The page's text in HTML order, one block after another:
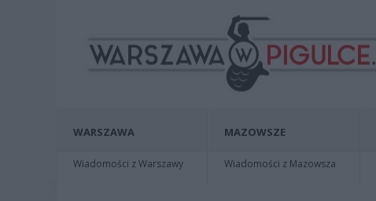
WARSZAWA
Wiadomości z Warszawy
MAZOWSZE
Wiadomości z Mazowsza